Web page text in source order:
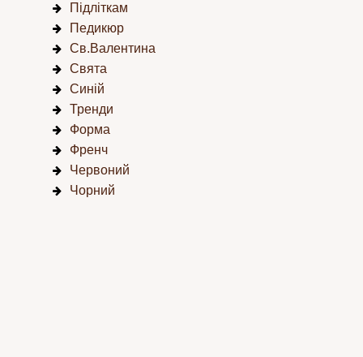
Підліткам
Педикюр
Св.Валентина
Свята
Синій
Тренди
Форма
Френч
Червоний
Чорний